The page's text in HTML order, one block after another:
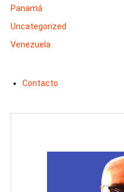
Panamá
Uncategorized
Venezuela
Contacto